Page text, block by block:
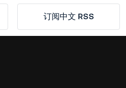
订阅中文 RSS